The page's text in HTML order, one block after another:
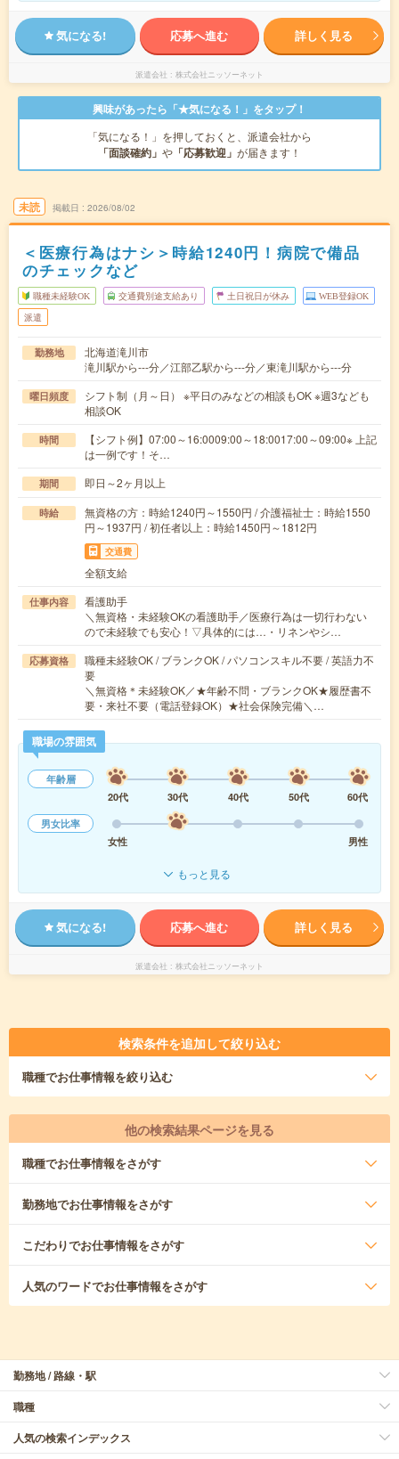
気になる! 応募へ進む 詳しく見る
派遣会社 株式会社ニッソーネット
興味があったら「★気になる！」をタップ！
「気になる！」を押しておくと、派遣会社から
「面談確約」 や 「応募歓迎」 が届きます！
未読 掲載日 2026/08/02
＜医療行為はナシ＞時給1240円！病院で備品
のチェックなど
職種未経験OK 交通費別途支給あり 土日祝日が休み WEB登録OK
派遣
勤務地
北海道滝川市
滝川駅から---分／江部乙駅から---分／東滝川駅から---分
曜日頻度
シフト制（月～日） ※平日のみなどの相談もOK ※週3なども
相談OK
時間
【シフト例】07:00～16:0009:00～18:0017:00～09:00※ 上記
は一例です！そ…
期間 即日～2ヶ月以上
時給
無資格の方：時給1240円～1550円 / 介護福祉士：時給1550
円～1937円 / 初任者以上：時給1450円～1812円
交通費
全額支給
仕事内容
看護助手
＼無資格・未経験OKの看護助手／医療行為は一切行わない
ので未経験でも安心！▽具体的には…・リネンやシ…
応募資格
職種未経験OK / ブランクOK / パソコンスキル不要 / 英語力不
要
＼無資格＊未経験OK／★年齢不問・ブランクOK★履歴書不
要・来社不要（電話登録OK）★社会保険完備＼…
職場の雰囲気
年齢層
20代
30代 40代 50代
60代
男女比率
女性
男性
もっと見る
気になる! 応募へ進む 詳しく見る
派遣会社 株式会社ニッソーネット
検索条件を追加して絞り込む
職種でお仕事情報を絞り込む
他の検索結果ページを見る
職種でお仕事情報をさがす
勤務地でお仕事情報をさがす
こだわりでお仕事情報をさがす
人気のワードでお仕事情報をさがす
勤務地 / 路線・駅
職種
人気の検索インデックス